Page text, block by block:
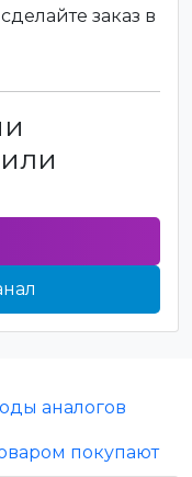
заказ в
аналогов
покупают